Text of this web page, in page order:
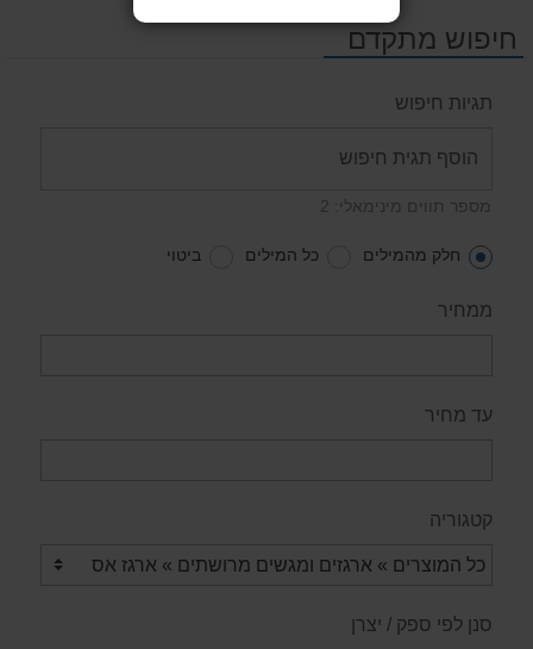
חיפוש מתקדם
תגיות חיפוש
מספר תווים מינימאלי: 2
חלק מהמילים כל המילים ביטוי
ממחיר
עד מחיר
קטגוריה
סנן לפי ספק / יצרן